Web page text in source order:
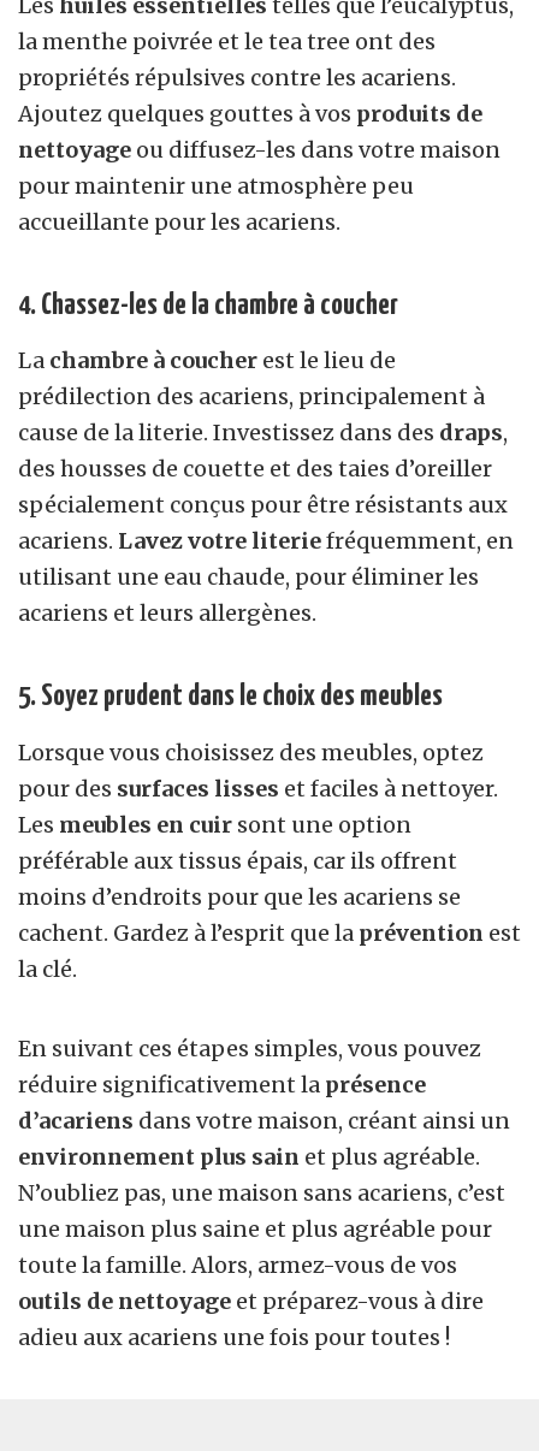
la menthe poivrée et le tea tree ont des
propriétés répulsives contre les acariens.
Ajoutez quelques gouttes à vos produits de
nettoyage ou diffusez-les dans votre maison
pour maintenir une atmosphère peu
accueillante pour les acariens.
4. Chassez-les de la chambre à coucher
La chambre à coucher est le lieu de
prédilection des acariens, principalement à
cause de la literie. Investissez dans des draps,
des housses de couette et des taies d’oreiller
spécialement conçus pour être résistants aux
acariens. Lavez votre literiefréquemment, en
utilisant une eau chaude, pour éliminer les
acariens et leurs allergènes.
5. Soyez prudent dans le choix des meubles
Lorsque vous choisissez des meubles, optez
pour des surfaces lisses et faciles à nettoyer.
Les meubles en cuir sont une option
préférable aux tissus épais, car ils offrent
moins d’endroits pour que les acariens se
cachent. Gardez à l’esprit que la prévention est
la clé.
En suivant ces étapes simples, vous pouvez
réduire significativement la présence
d’acariens dans votre maison, créant ainsi un
environnement plus sain et plus agréable.
N’oubliez pas, une maison sans acariens, c’est
une maison plus saine et plus agréable pour
toute la famille. Alors, armez-vous de vos
outils de nettoyage et préparez-vous à dire
adieu aux acariens une fois pour toutes !